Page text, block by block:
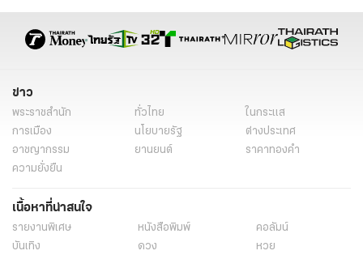
ข่าว
พระราชสำนัก ทั่วไทย
ในกระแส
การเมือง
นโยบายรัฐ
ต่างประเทศ
อาชญากรรม
ยานยนต์
ราคาทองคำ
ความยั่งยืน
เนื้อหาที่น่าสนใจ
รายงานพิเศษ หนังสือพิมพ์
คอลัมน์
บันเทิง
ดวง
หวย